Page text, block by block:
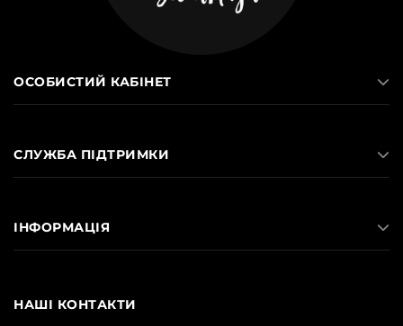
НАШІ КОНТАКТИ
ОСОБИСТИЙ КАБІНЕТ
СЛУЖБА ПІДТРИМКИ
ІНФОРМАЦІЯ